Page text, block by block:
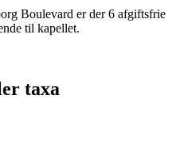
Boulevard er der 6 afgiftsfrie
til kapellet.
taxa